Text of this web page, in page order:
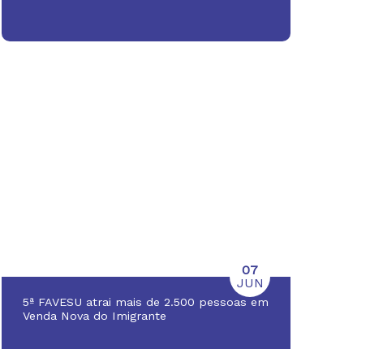
5ª FAVESU atrai mais de 2.500 pessoas em
Venda Nova do Imigrante
07
JUN